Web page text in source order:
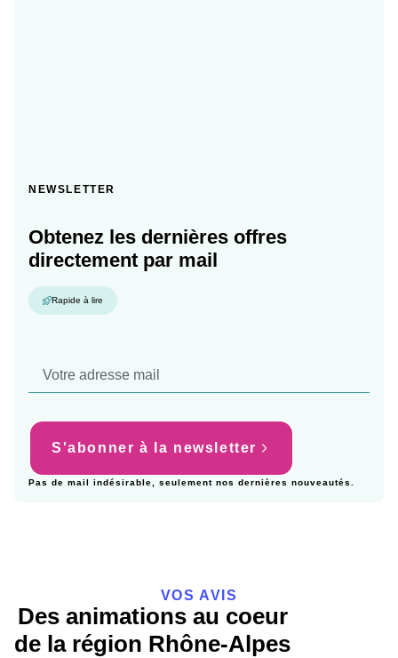
NEWSLETTER
Obtenez les dernières offres
directement par mail
Rapide à lire
S'abonner à la newsletter
Pas de mail indésirable, seulement nos dernières nouveautés.
VOS AVIS
Des animations au coeur
de la région Rhône-Alpes